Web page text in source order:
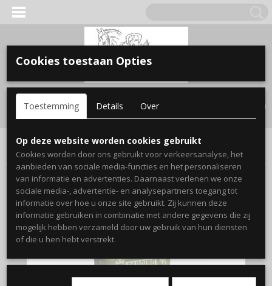
Inloggen Registreren
(0)
Home >knaagdier> Hooi & Bedding> Tiny Friends Farm
Bedding 15 ltr.
Cookies toestaan Opties
Toestemming Details Over
Op deze website worden cookies gebruikt
Cookies worden door ons gebruikt voor verkeersanalyse, het
aanbieden van sociale media-functies en het personaliseren
van informatie en advertenties. Daarnaast verlenen we onze
sociale media-, advertentie- en analysepartners toegang tot
informatie over hoe u onze site gebruikt. Zij kunnen deze
informatie gebruiken in combinatie met andere gegevens die zij
mogelijk hebben verzameld door uw gebruik van hun diensten
of die u hen hebt verstrekt.